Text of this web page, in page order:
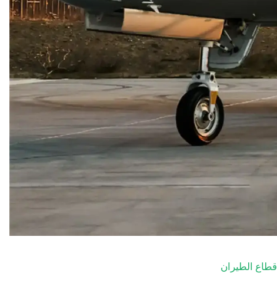
قطاع الطيران